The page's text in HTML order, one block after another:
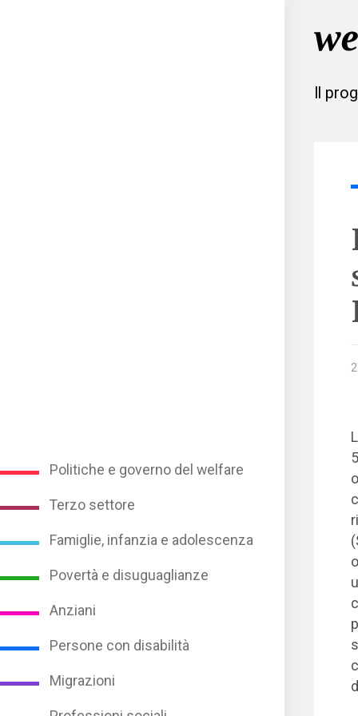
Politiche e governo del welfare
Terzo settore
Famiglie, infanzia e adolescenza
Povertà e disuguaglianze
Anziani
Persone con disabilità
Migrazioni
Il